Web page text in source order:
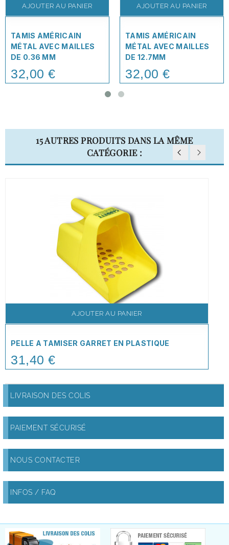
AJOUTER AU PANIER
TAMIS AMÉRICAIN
MÉTAL AVEC MAILLES
DE 0.36 MM
Price
32,00 €
AJOUTER AU PANIER
TAMIS AMÉRICAIN
MÉTAL AVEC MAILLES
DE 12.7MM
Price
32,00 €
15 AUTRES PRODUITS DANS LA MÊME
CATÉGORIE :
AJOUTER AU PANIER
PELLE A TAMISER GARRET EN PLASTIQUE
Price
31,40 €
LIVRAISON DES COLIS
PAIEMENT SÉCURISÉ
NOUS CONTACTER
INFOS / FAQ